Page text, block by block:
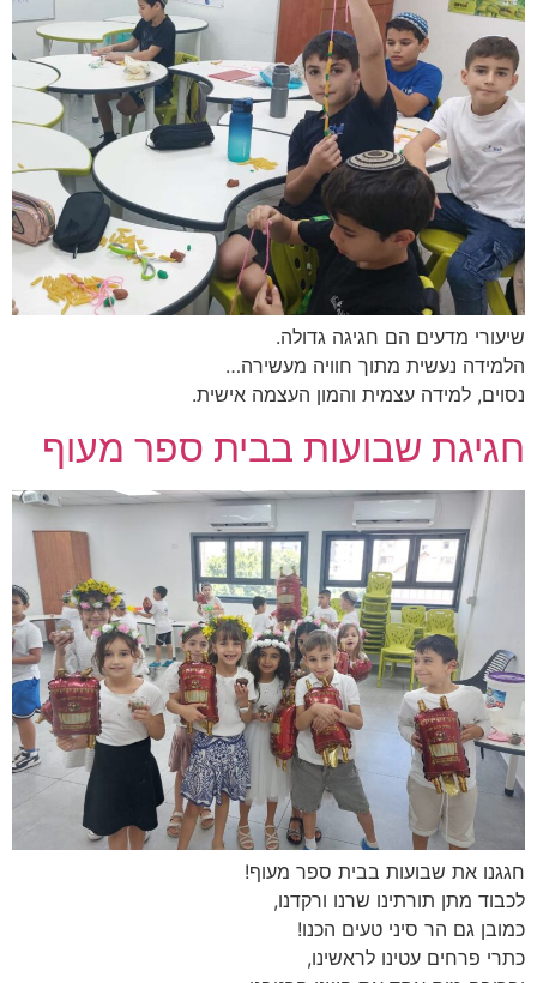
שיעורי מדעים הם חגיגה גדולה.
הלמידה נעשית מתוך חוויה מעשירה…
נסוים, למידה עצמית והמון העצמה אישית.
חגיגת שבועות בבית ספר מעוף
חגגנו את שבועות בבית ספר מעוף!
לכבוד מתן תורתינו שרנו ורקדנו,
כמובן גם הר סיני טעים הכנו!
כתרי פרחים עטינו לראשינו,